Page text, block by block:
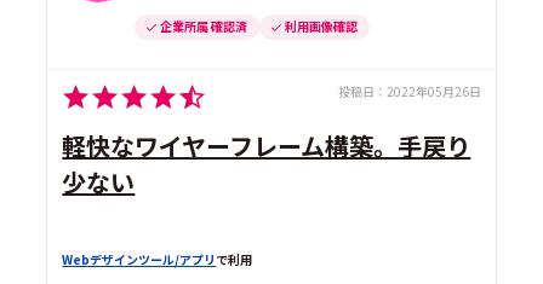
企業所属 確認済 利用画像確認
投稿日： 2022年05月26日
軽快なワイヤーフレーム構築。手戻り
少ない
Webデザインツール/アプリ で利用